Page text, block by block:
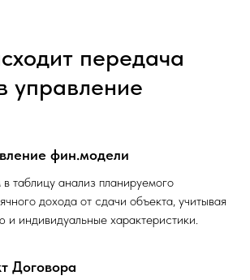
передача
управление
фин.модели
таблицу анализ планируемого
дохода от сдачи объекта, учитывая
и индивидуальные характеристики.
Договора